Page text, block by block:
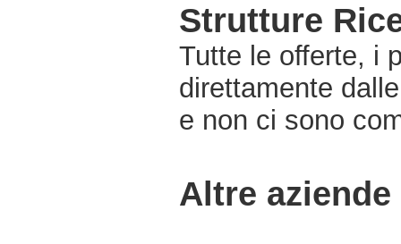
Strutture
Tutte le offerte, i
direttamente
e non ci sono
Altre